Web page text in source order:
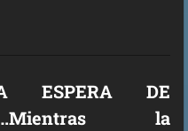
ESPERA DE
la